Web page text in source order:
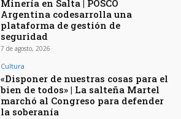
Minería en Salta | POSCO
Argentina codesarrolla una
plataforma de gestión de
seguridad
7 de agosto, 2026
Cultura
«Disponer de nuestras cosas para el
bien de todos» | La salteña Martel
marchó al Congreso para defender
la soberanía